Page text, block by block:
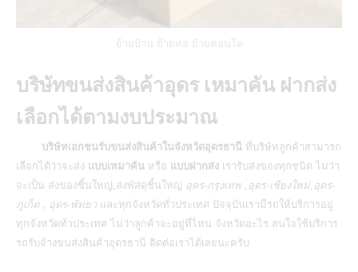
ย้ายบ้าน ย้ายหอ ย้ายคอนโด
บริษัทขนส่งสินค้าอุดร เหมาคัน ฝากส่ง
เลือกได้ตามงบประมาณ
บริษัทเอกชนรับขนส่งสินค้าในจังหวัดอุดรธานี ที่บริษัทลูกค้าสามารถ
เลือกได้ว่าจะส่ง แบบเหมาคัน หรือ แบบฝากส่ง เรารับส่งของทุกชนิด ไม่ว่า
จะเป็น ส่งของชิ้นใหญ่,ส่งพัสดุชิ้นใหญ่ อุดร-กรุงเทพ ,อุดร-เชียงใหม่,อุดร-
ภูเก็ต , อุดร-พัทยา และทุกจังหวัดทั่วประเทศ ปัจจุบันเรามีรถให้บริการอยู่
ทุกจังหวัดทั่วประเทศ ไม่ว่าลูกค้าจะอยู่ที่ไหน จังหวัดอะไร สนใจใช้บริการ
รถรับจ้างขนส่งสินค้าอุดรธานี ติดต่อเราได้เลยนะครับ